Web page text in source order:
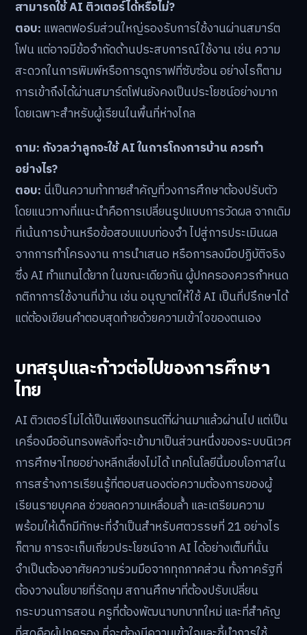
สามารถใช้ AI ติวเตอร์ได้หรือไม่?
ตอบ: แพลตฟอร์มส่วนใหญ่รองรับการใช้งานผ่านสมาร์ต
โฟน แต่อาจมีข้อจำกัดด้านประสบการณ์ใช้งาน เช่น ความ
สะดวกในการพิมพ์หรือการดูกราฟที่ซับซ้อน อย่างไรก็ตาม
การเข้าถึงได้ผ่านสมาร์ตโฟนยังคงเป็นประโยชน์อย่างมาก
โดยเฉพาะสำหรับผู้เรียนในพื้นที่ห่างไกล
ถาม: กังวลว่าลูกจะใช้ AI ในการโกงการบ้าน ควรทำ
อย่างไร?
ตอบ: นี่เป็นความท้าทายสำคัญที่วงการศึกษาต้องปรับตัว
โดยแนวทางที่แนะนำคือการเปลี่ยนรูปแบบการวัดผล จากเดิม
ที่เน้นการบ้านหรือข้อสอบแบบท่องจำ ไปสู่การประเมินผล
จากการทำโครงงาน การนำเสนอ หรือการลงมือปฏิบัติจริง
ซึ่ง AI ทำแทนได้ยาก ในขณะเดียวกัน ผู้ปกครองควรกำหนด
กติกาการใช้งานที่บ้าน เช่น อนุญาตให้ใช้ AI เป็นที่ปรึกษาได้
แต่ต้องเขียนคำตอบสุดท้ายด้วยความเข้าใจของตนเอง
บทสรุปและก้าวต่อไปของการศึกษา
ไทย
AI ติวเตอร์ไม่ได้เป็นเพียงเทรนด์ที่ผ่านมาแล้วผ่านไป แต่เป็น
เครื่องมืออันทรงพลังที่จะเข้ามาเป็นส่วนหนึ่งของระบบนิเวศ
การศึกษาไทยอย่างหลีกเลี่ยงไม่ได้ เทคโนโลยีนี้มอบโอกาสใน
การสร้างการเรียนรู้ที่ตอบสนองต่อความต้องการของผู้
เรียนรายบุคคล ช่วยลดความเหลื่อมล้ำ และเตรียมความ
พร้อมให้เด็กมีทักษะที่จำเป็นสำหรับศตวรรษที่ 21 อย่างไร
ก็ตาม การจะเก็บเกี่ยวประโยชน์จาก AI ได้อย่างเต็มที่นั้น
จำเป็นต้องอาศัยความร่วมมือจากทุกภาคส่วน ทั้งภาครัฐที่
ต้องวางนโยบายที่รัดกุม สถานศึกษาที่ต้องปรับเปลี่ยน
กระบวนการสอน ครูที่ต้องพัฒนาบทบาทใหม่ และที่สำคัญ